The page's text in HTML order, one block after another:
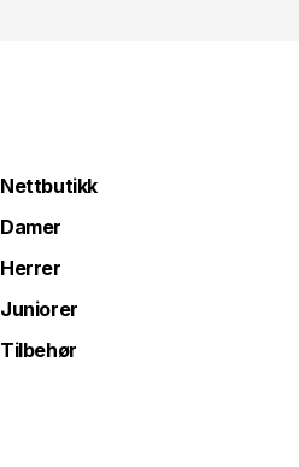
Nettbutikk
Damer
Herrer
Juniorer
Tilbehør